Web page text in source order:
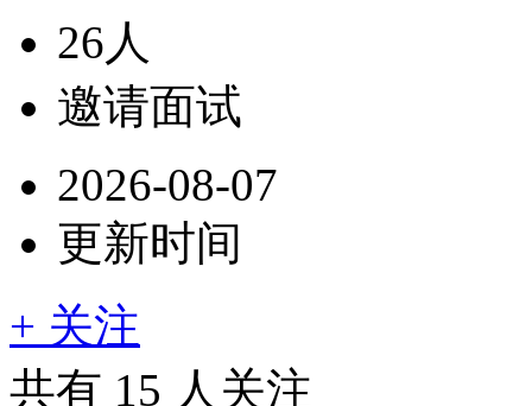
26人
邀请面试
2026-08-07
更新时间
+ 关注
共有 15 人关注